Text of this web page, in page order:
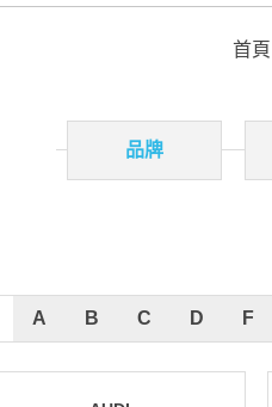
首頁
品牌
A B C D F